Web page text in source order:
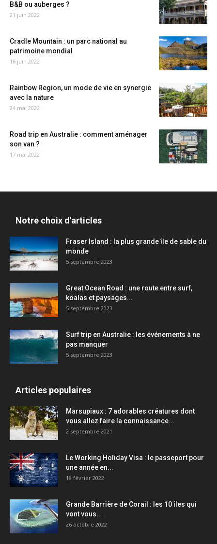
B&B ou auberges ?
21 juin 2022
Cradle Mountain : un parc national au
patrimoine mondial
16 juin 2022
Rainbow Region, un mode de vie en synergie
avec la nature
24 mai 2022
Road trip en Australie : comment aménager
son van ?
17 mai 2022
Notre choix d'articles
Fraser Island : la plus grande île de sable du
monde
5 septembre 2023
Great Ocean Road : une route entre surf,
koalas et paysages...
5 septembre 2023
Surf trip en Australie : les événements à ne
pas manquer
5 septembre 2023
Articles populaires
Marsupiaux : 7 adorables créatures dont
vous allez faire la connaissance...
2 septembre 2021
Le Working Holiday Visa : le passeport pour
une année en...
18 février 2022
Grande Barrière de Corail : les 10 îles qui
vont vous...
26 octobre 2022